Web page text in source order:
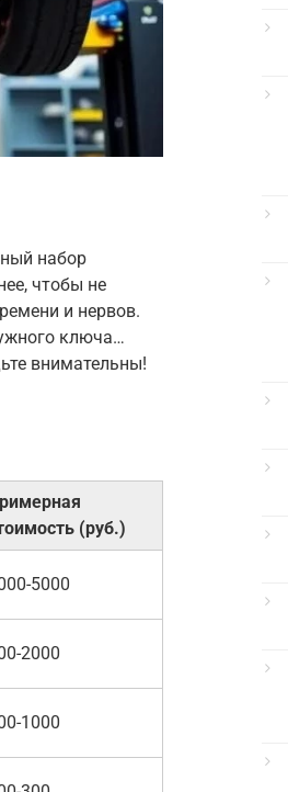
набор
чтобы не
и нервов.
ключа…
внимательны!
(руб.)
5000
2000
1000